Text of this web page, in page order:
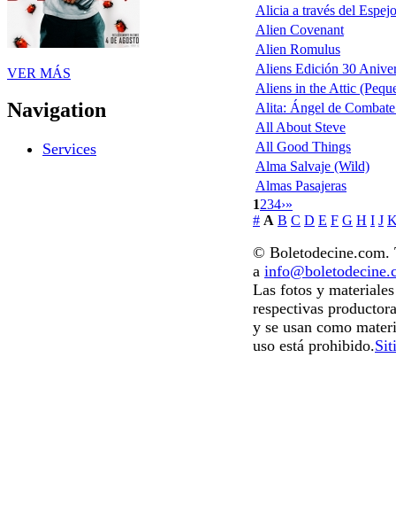
VER MÁS
Navigation
Services
Alicia a través del
Alien Covenant
Alien Romulus
Aliens Edición 30
Aliens in the Attic
Alita: Ángel de
All About Steve
All Good Things
Alma Salvaje (Wild)
Almas Pasajeras
1234›»
# A B C D E F G H I J
© Boletodecine.com.
a
Las fotos y
respectivas
y se usan como
uso está prohibido.